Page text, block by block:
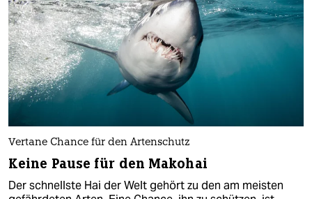
Vertane Chance für den Artenschutz
Keine Pause für den Makohai
Der schnellste Hai der Welt gehört zu den am meisten